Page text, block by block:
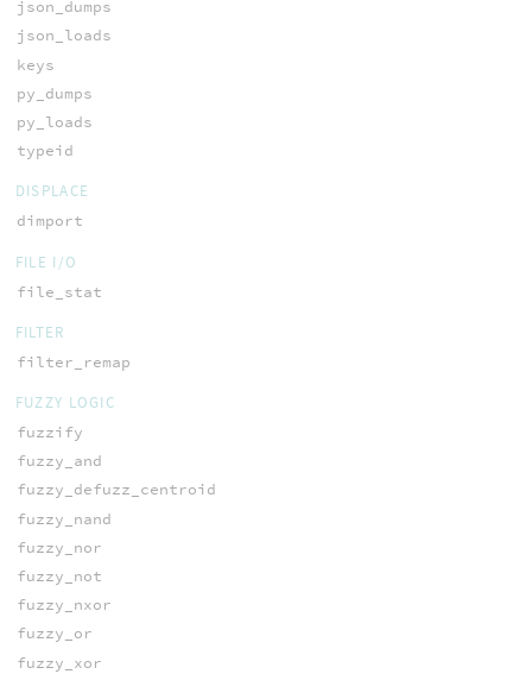
json_dumps
json_loads
keys
py_dumps
py_loads
typeid
DISPLACE
dimport
FILE I/O
file_stat
FILTER
filter_remap
FUZZY LOGIC
fuzzify
fuzzy_and
fuzzy_defuzz_centroid
fuzzy_nand
fuzzy_nor
fuzzy_not
fuzzy_nxor
fuzzy_or
fuzzy_xor